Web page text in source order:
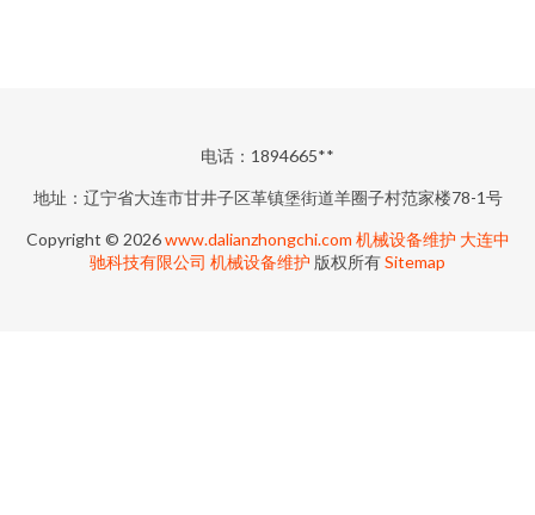
电话：1894665**
地址：辽宁省大连市甘井子区革镇堡街道羊圈子村范家楼78-1号
Copyright © 2026www.dalianzhongchi.com 机械设备维护 大连中
驰科技有限公司 机械设备维护 版权所有Sitemap